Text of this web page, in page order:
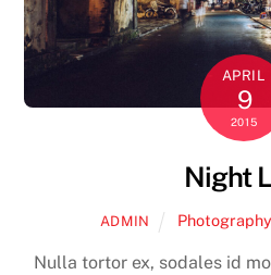
APRIL
9
2015
Night
ADMIN Photography
Nulla tortor ex, sodales id